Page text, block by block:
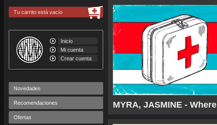
MYRA, JASMINE -
Tu carrito está vacío
Inicio
Mi cuenta
Crear cuenta
Novedades
Recomendaciones
Ofertas